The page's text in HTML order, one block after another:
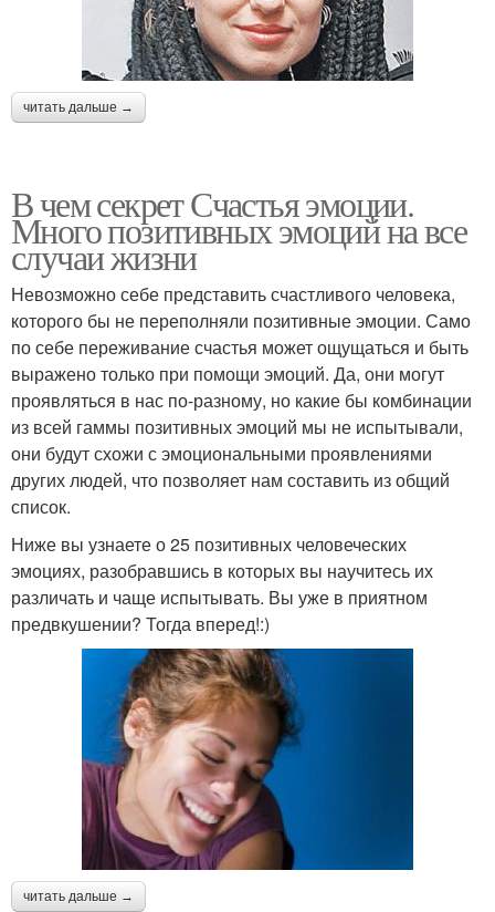
читать дальше →
В чем секрет Счастья эмоции.
Много позитивных эмоций на все
случаи жизни
Невозможно себе представить счастливого человека,
которого бы не переполняли позитивные эмоции. Само
по себе переживание счастья может ощущаться и быть
выражено только при помощи эмоций. Да, они могут
проявляться в нас по-разному, но какие бы комбинации
из всей гаммы позитивных эмоций мы не испытывали,
они будут схожи с эмоциональными проявлениями
других людей, что позволяет нам составить из общий
список.
Ниже вы узнаете о 25 позитивных человеческих
эмоциях, разобравшись в которых вы научитесь их
различать и чаще испытывать. Вы уже в приятном
предвкушении? Тогда вперед!:)
читать дальше →